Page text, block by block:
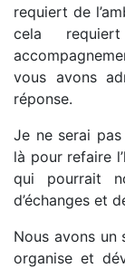
requiert de
cela
vous avons
réponse.
Je ne serai
là pour refaire
qui pourrait
d’échanges et
Nous avons
organise et